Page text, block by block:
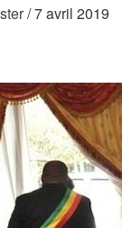
/7 avril 2019